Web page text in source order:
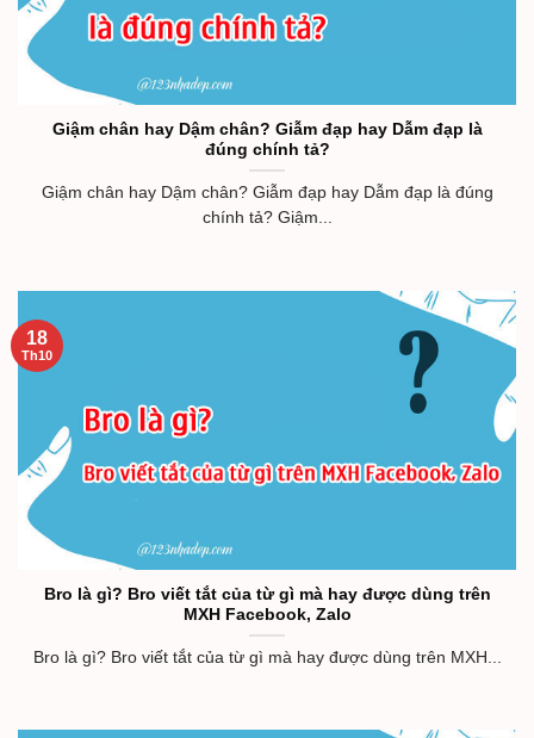
Giậm chân hay Dậm chân? Giẫm đạp hay Dẫm đạp là
đúng chính tả?
Giậm chân hay Dậm chân? Giẫm đạp hay Dẫm đạp là đúng
chính tả? Giậm...
Bro là gì? Bro viết tắt của từ gì mà hay được dùng trên
MXH Facebook, Zalo
Bro là gì? Bro viết tắt của từ gì mà hay được dùng trên MXH...
18
Th10